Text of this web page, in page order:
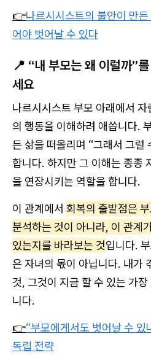
👉나르시시스트의 불안이 만
어야 벗어날 수 있다
📍 “내 부모는 왜 이럴까”
세요
나르시시스트 부모 아래에서
의 행동을 이해하려 애씁니다.
든 삶을 떠올리며 “그래서 그럴
합니다. 하지만 그 이해는 종종
을 연장시키는 역할을 합니다.
이 관계에서 회복의 출발점은
분석하는 것이 아니라, 이 관계
있는지를 바라보는 것입니다.
은 자녀의 몫이 아닙니다. 내가
것, 그것이 지금 할 수 있는 가
니다.
👉“부모에게서도 벗어날 수 있
독립 전략